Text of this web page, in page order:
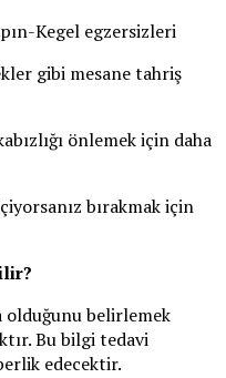
Kegel egzersizleri
gibi mesane tahriş
önlemek için daha
bırakmak için
belirlemek
Bu bilgi tedavi
edecektir.